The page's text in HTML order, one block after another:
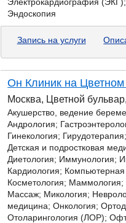
Эндоскопия
Запись на услуги
Он Клиник на Цветном
Москва, Цветной
Акушерство, ведение
Андрология;
Гинекология;
Детская и подростковая
Диетология; Иммунология;
Кардиология;
Косметология;
Массаж; Микология;
медицина; Онкология;
Отоларингология (ЛОР);